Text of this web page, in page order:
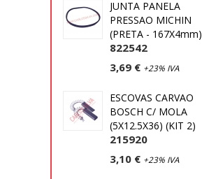
JUNTA PANELA
PRESSAO MICHIN
(PRETA - 167X4mm)
822542
3,69 € +23% IVA
ESCOVAS CARVAO
BOSCH C/ MOLA
(5X12.5X36) (KIT 2)
215920
3,10 € +23% IVA